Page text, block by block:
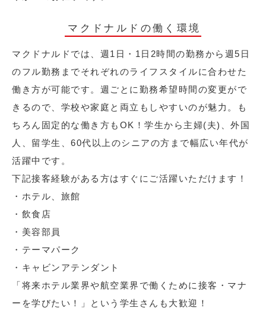
マクドナルドの働く環境
マクドナルドでは、週1日・1日2時間の勤務から週5日
のフル勤務までそれぞれのライフスタイルに合わせた
働き方が可能です。週ごとに勤務希望時間の変更がで
きるので、学校や家庭と両立もしやすいのが魅力。も
ちろん固定的な働き方もOK！学生から主婦(夫)、外国
人、留学生、60代以上のシニアの方まで幅広い年代が
活躍中です。
下記接客経験がある方はすぐにご活躍いただけます！
・ホテル、旅館
・飲食店
・美容部員
・テーマパーク
・キャビンアテンダント
「将来ホテル業界や航空業界で働くために接客・マナ
ーを学びたい！」という学生さんも大歓迎！